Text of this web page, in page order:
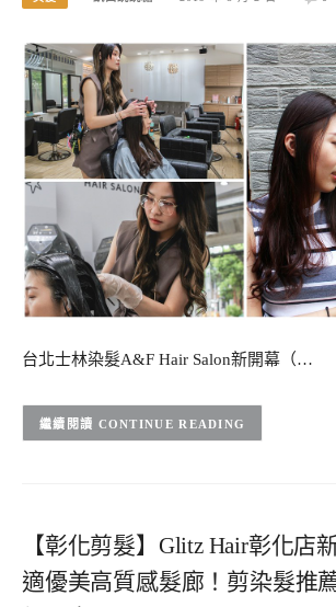
台北士林染髮A&F Hair Salon新開幕（…
CONTINUE READING
【彰化剪髮】Glitz Hair彰化店
適優美高質感髮廊！剪染髮推